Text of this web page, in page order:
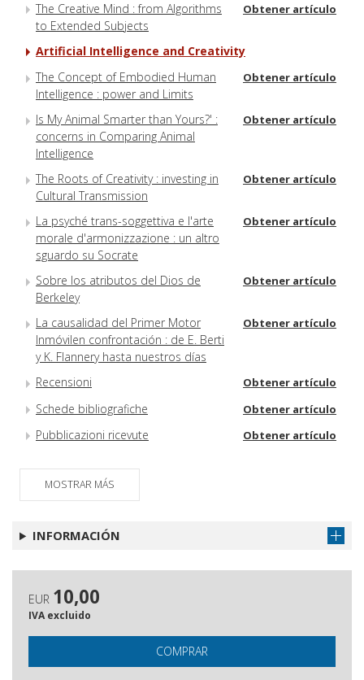
The Creative Mind : from Algorithms
to Extended Subjects
Obtener artículo
Artificial Intelligence and Creativity
The Concept of Embodied Human
Intelligence : power and Limits
Obtener artículo
Is My Animal Smarter than Yours?' :
concerns in Comparing Animal
Intelligence
Obtener artículo
The Roots of Creativity : investing in
Cultural Transmission
Obtener artículo
La psyché trans-soggettiva e l'arte
morale d'armonizzazione : un altro
sguardo su Socrate
Obtener artículo
Sobre los atributos del Dios de
Berkeley
Obtener artículo
La causalidad del Primer Motor
Inmóvilen confrontación : de E. Berti
y K. Flannery hasta nuestros días
Obtener artículo
Recensioni Obtener artículo
Schede bibliografiche Obtener artículo
Pubblicazioni ricevute Obtener artículo
MOSTRAR MÁS
INFORMACIÓN
EUR 10,00
IVA excluido
COMPRAR